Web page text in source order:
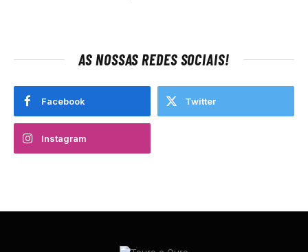
AS NOSSAS REDES SOCIAIS!
Facebook Twitter
Instagram